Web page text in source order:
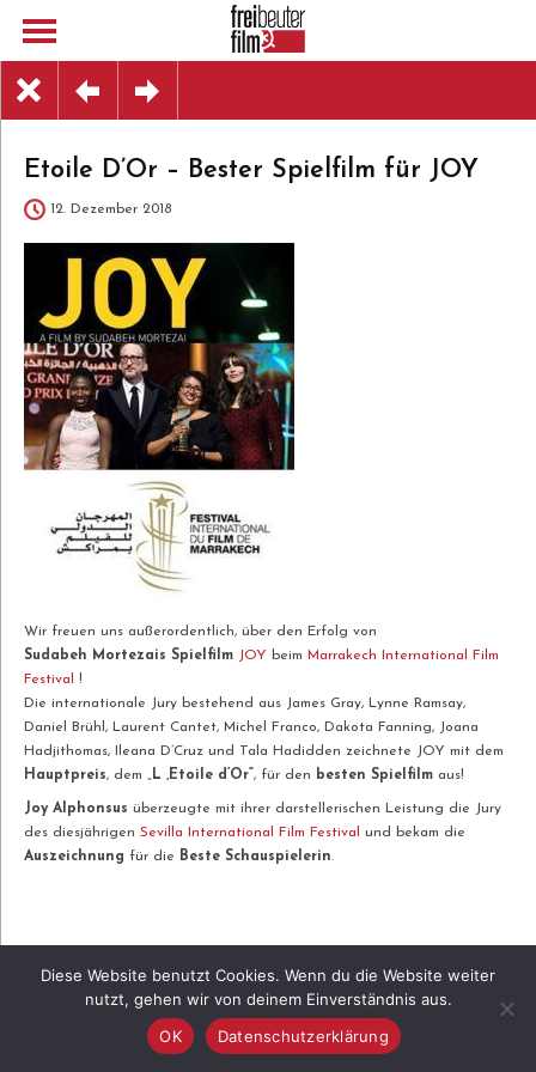
Etoile D’Or – Bester Spielfilm für JOY
12. Dezember 2018
Wir freuen uns außerordentlich, über den Erfolg von
Sudabeh Mortezais Spielfilm
JOY beim Marrakech International Film
Festival
!
Die internationale Jury bestehend aus James Gray, Lynne Ramsay,
Daniel Brühl, Laurent Cantet, Michel Franco, Dakota Fanning, Joana
Hadjithomas, Ileana D’Cruz und Tala Hadidden zeichnete JOY mit dem
Hauptpreis, dem „L ‚Etoile d’Or“ , für den besten Spielfilm aus!
Joy Alphonsus überzeugte mit ihrer darstellerischen Leistung die Jury
des diesjährigen Sevilla International Film Festival
und bekam die
Auszeichnung für die Beste Schauspielerin.
Diese Website benutzt Cookies. Wenn du die Website weiter
nutzt, gehen wir von deinem Einverständnis aus.
OK
Datenschutzerklärung